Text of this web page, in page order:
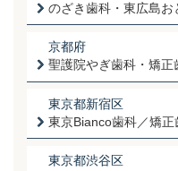
のざき歯科・東広島
京都府
聖護院やぎ歯科・矯正
東京都新宿区
東京Bianco歯科／矯
東京都渋谷区